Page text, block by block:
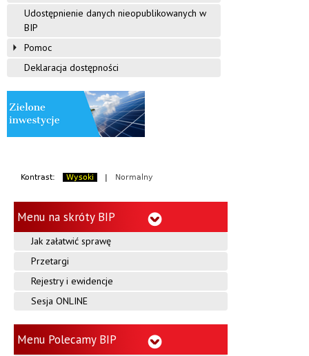
Udostępnienie danych nieopublikowanych w
BIP
Pomoc
Deklaracja dostępności
Kontrast: Wysoki Normalny
Menu na skróty BIP
Jak załatwić sprawę
Przetargi
Rejestry i ewidencje
Sesja ONLINE
Menu Polecamy BIP